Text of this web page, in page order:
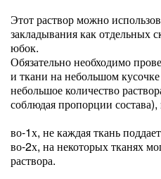
Этот раствор можно
закладывания как отдельных
юбок.
Обязательно необходимо
и ткани на небольшом
небольшое количество
соблюдая пропорции
во-1х, не каждая ткань
во-2х, на некоторых тканях
раствора.